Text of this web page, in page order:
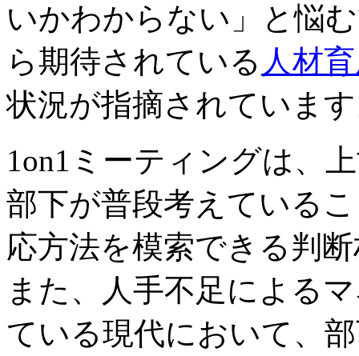
いかわからない」と悩
ら期待されている 人材
状況が指摘されていま
1on1ミーティングは、
部下が普段考えている
応方法を模索できる判
また、人手不足による
ている現代において、